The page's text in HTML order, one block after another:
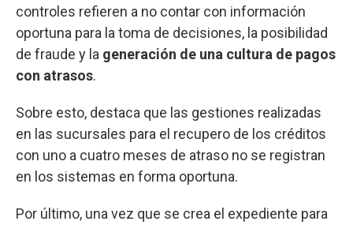
controles refieren a no contar con información
oportuna para la toma de decisiones, la posibilidad
de fraude y la generación de una cultura de pagos
con atrasos.
Sobre esto, destaca que las gestiones realizadas
en las sucursales para el recupero de los créditos
con uno a cuatro meses de atraso no se registran
en los sistemas en forma oportuna.
Por último, una vez que se crea el expediente para